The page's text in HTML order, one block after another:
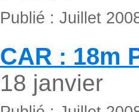
Publié : Juillet
CAR : 18m
18 janvier